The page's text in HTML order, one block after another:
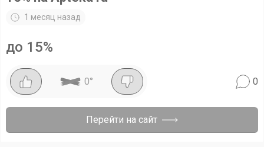
1 месяц назад
до 15%
0° 0
Перейти на сайт